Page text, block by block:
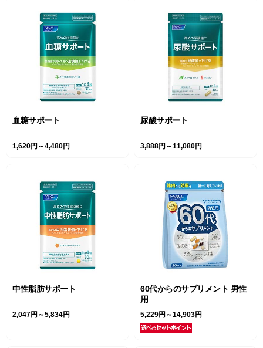
血糖サポート
1,620円～4,480円
尿酸サポート
3,888円～11,080円
中性脂肪サポート
2,047円～5,834円
60代からのサプリメント 男性
用
5,229円～14,903円